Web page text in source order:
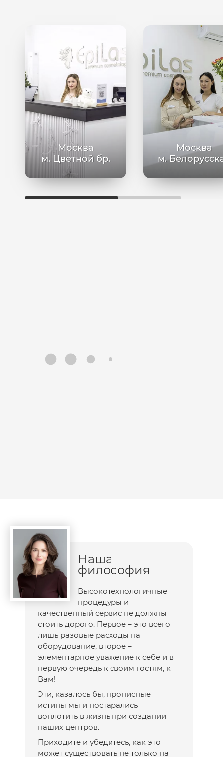
Наша
философия
Высокотехнологичные
процедуры и
качественный сервис не должны
стоить дорого. Первое – это всего
лишь разовые расходы на
оборудование, второе –
элементарное уважение к себе и в
первую очередь к своим гостям, к
Вам!
Эти, казалось бы, прописные
истины мы и постарались
воплотить в жизнь при создании
наших центров.
Приходите и убедитесь, как это
может существовать не только на